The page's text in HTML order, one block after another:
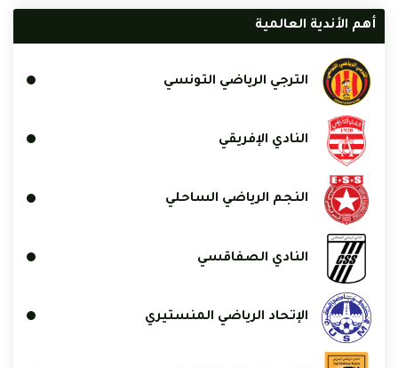
أهم الأندية العالمية
الترجي الرياضي التونسي
النادي الإفريقي
النجم الرياضي الساحلي
النادي الصفاقسي
الإتحاد الرياضي المنستيري